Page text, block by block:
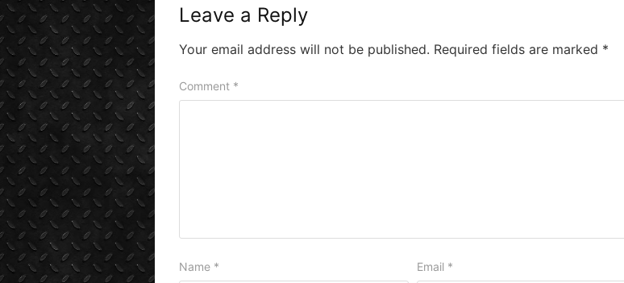
Leave a Reply
Your email address will not be published. Required fields are marked *
Comment *
Name * Email *